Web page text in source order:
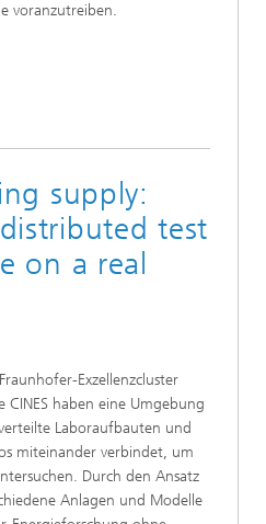
voranzutreiben.
supply:
test
on a real
Exzellenzcluster
CINES haben eine Umgebung
Laboraufbauten und
miteinander verbindet, um
Durch den Ansatz
Anlagen und Modelle